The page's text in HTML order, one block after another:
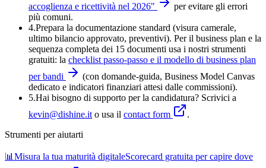
accoglienza e ricettività nel 2026"
per evitare gli errori
più comuni.
4.Prepara la documentazione standard (visura camerale,
ultimo bilancio approvato, preventivi). Per il business plan e la
sequenza completa dei 15 documenti usa i nostri strumenti
gratuiti: la checklist passo-passo e il modello di business plan
per bandi
(con domande-guida, Business Model Canvas
dedicato e indicatori finanziari attesi dalle commissioni).
5.Hai bisogno di supporto per la candidatura? Scrivici a
kevin@dishine.it o usa il contact form
.
Strumenti per aiutarti
📊 Misura la tua maturità digitaleScorecard gratuita per capire dove